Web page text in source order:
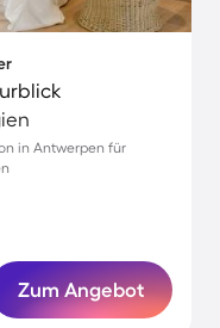
in Antwerpen für
Zum Angebot